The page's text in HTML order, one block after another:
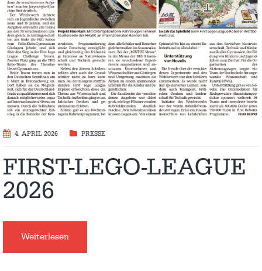
4. APRIL 2026 PRESSE
FIRST-LEGO-LEAGUE
2026
Weiterlesen